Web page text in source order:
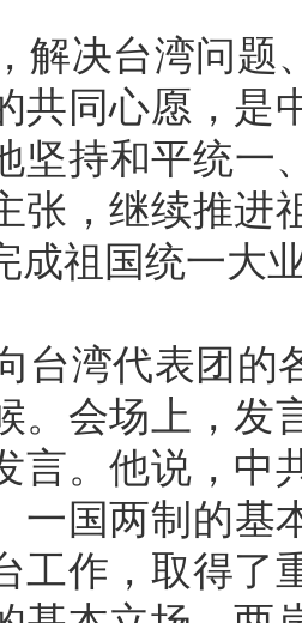
决台湾问题
共同心愿，是
坚持和平统一
张，继续推进
成祖国统一大
湾代表团的
。会场上，发
言。他说，中
一国两制的
工作，取得了